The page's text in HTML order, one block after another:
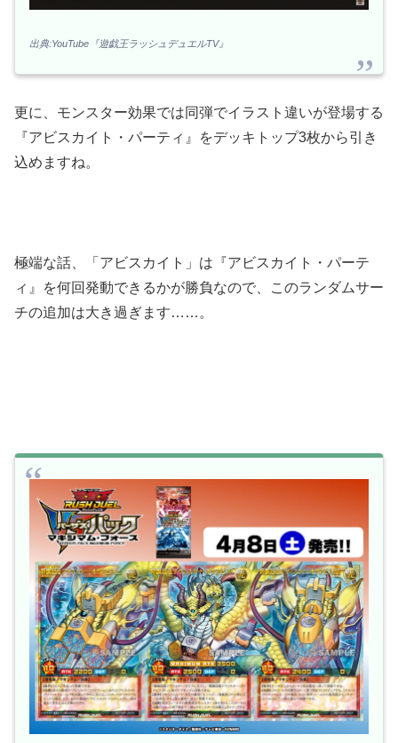
出典:YouTube『遊戯王ラッシュデュエルTV』
更に、モンスター効果では同弾でイラスト違いが登場する
『アビスカイト・パーティ』をデッキトップ3枚から引き
込めますね。
極端な話、「アビスカイト」は『アビスカイト・パーテ
ィ』を何回発動できるかが勝負なので、このランダムサー
チの追加は大き過ぎます……。